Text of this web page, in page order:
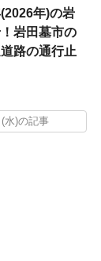
年)の岩
岩田墓市の
路の通行止
水)の記事